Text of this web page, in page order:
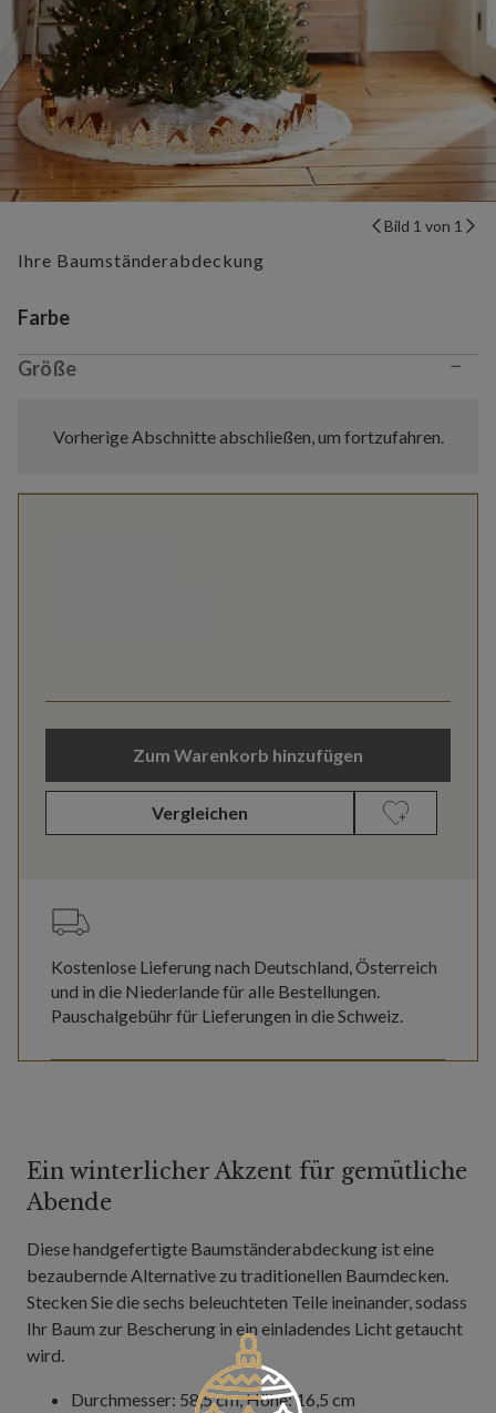
Bild 1 von 1
Ihre Baumständerabdeckung
Variant selection
Farbe
Größe −
Vorherige Abschnitte abschließen, um fortzufahren.
Zum Warenkorb hinzufügen
Vergleichen
Kostenlose Lieferung nach Deutschland, Österreich
und in die Niederlande für alle Bestellungen.
Pauschalgebühr für Lieferungen in die Schweiz.
Ein winterlicher Akzent für gemütliche
Abende
Diese handgefertigte Baumständerabdeckung ist eine
bezaubernde Alternative zu traditionellen Baumdecken.
Stecken Sie die sechs beleuchteten Teile ineinander, sodass
Ihr Baum zur Bescherung in ein einladendes Licht getaucht
wird.
Durchmesser: 58,5 cm, Höhe: 16,5 cm